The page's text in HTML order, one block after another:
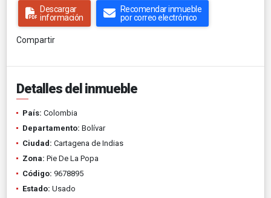
Descargar
información
Recomendar inmueble
por correo electrónico
Compartir
Detalles del inmueble
País: Colombia
Departamento: Bolívar
Ciudad: Cartagena de Indias
Zona: Pie De La Popa
Código: 9678895
Estado: Usado